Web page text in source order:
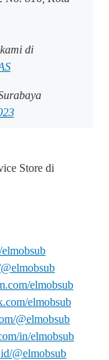
di
Store di
elmobsub
elmobsub
@elmobsub
in/elmobsub
@elmobsub